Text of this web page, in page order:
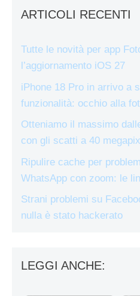
ARTICOLI RECENTI
Tutte le novità per app
l’aggiornamento iOS 27
iPhone 18 Pro in arrivo a
funzionalità: occhio alla
Otteniamo il massimo
con gli scatti a 40
Ripulire cache per
WhatsApp con zoom: le
Strani problemi su
nulla è stato hackerato
LEGGI ANCHE: